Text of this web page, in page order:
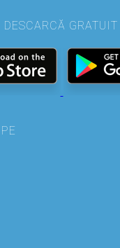
DESCARCĂ GRATUIT